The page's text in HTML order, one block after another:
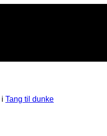
i Tang til dunke